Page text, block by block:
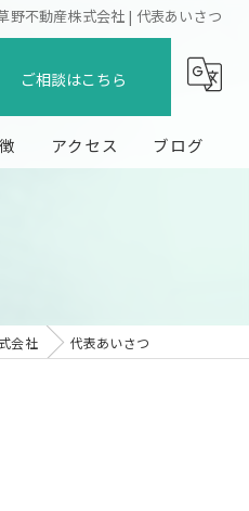
野不動産株式会社 | 代表あいさつ
ご相談はこちら
アクセス ブログ
会社 代表あいさつ